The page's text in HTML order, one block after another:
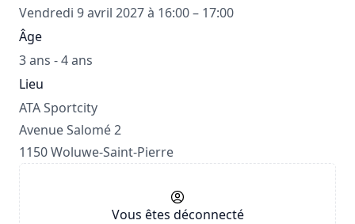
Vendredi 9 avril 2027 à 16:00 – 17:00
Âge
3 ans - 4 ans
Lieu
ATA Sportcity
Avenue Salomé 2
1150 Woluwe-Saint-Pierre
Vous êtes déconnecté